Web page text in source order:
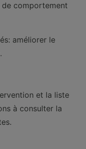
de comportement
améliorer le
et la liste
à consulter la